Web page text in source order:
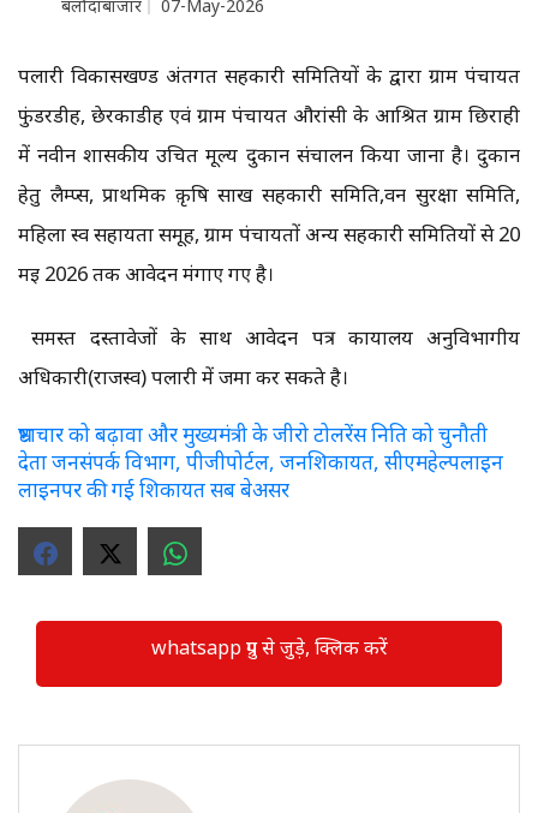
बलौदाबाजार
07-May-2026
पलारी विकासखण्ड अंतर्गत सहकारी समितियों के द्वारा ग्राम पंचायत
फुंडरडीह, छेरकाडीह एवं ग्राम पंचायत औरांसी के आश्रित ग्राम छिराही
में नवीन शासकीय उचित मूल्य दुकान संचालन किया जाना है। दुकान
हेतु लैम्प्स, प्राथमिक क़ृषि साख सहकारी समिति,वन सुरक्षा समिति,
महिला स्व सहायता समूह, ग्राम पंचायतों अन्य सहकारी समितियों से 20
मई 2026 तक आवेदन मंगाए गए है।
समस्त दस्तावेजों के साथ आवेदन पत्र कार्यालय अनुविभागीय
अधिकारी(राजस्व) पलारी में जमा कर सकते है।
भ्रष्टाचार को बढ़ावा और मुख्यमंत्री के जीरो टोलरेंस निति को चुनौती
देता जनसंपर्क विभाग, पीजीपोर्टल, जनशिकायत, सीएमहेल्पलाइन
लाइनपर की गई शिकायत सब बेअसर
whatsapp ग्रुप से जुड़े, क्लिक करें